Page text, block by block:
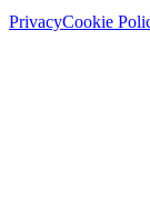
PrivacyCookie